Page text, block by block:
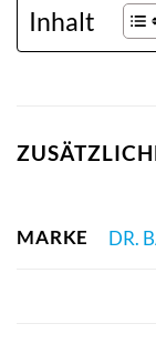
Inhalt
MARKE DR.